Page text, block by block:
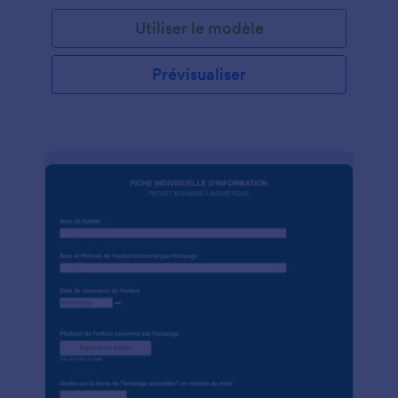
penseurs, les visionnaires - Patrons d'entreprises,
créateurs et Innovateurs. Prérequis - Avoir de la
passion pour la création de richesse, le monde des
Affaires, l'univers de l'entrepreneuriat Objectifs de la
Formation - Ce cours a été conçu afin de vous aider
projet pratique Nb: ceux et celles qui réussiront ces
en'' Entrepreneuriat du Siècle '' Durée de la
Formation -6 mois Contenus de la Formation - 8
modules de formation - Une Conférence
de l'innovation et la créativité - Un événement
des cours: 10 Avril 2021 Frais d'Inscription:
http://Form.jotform.com/202628111378856 Ou
Utiliser le modèle
Prévisualiser